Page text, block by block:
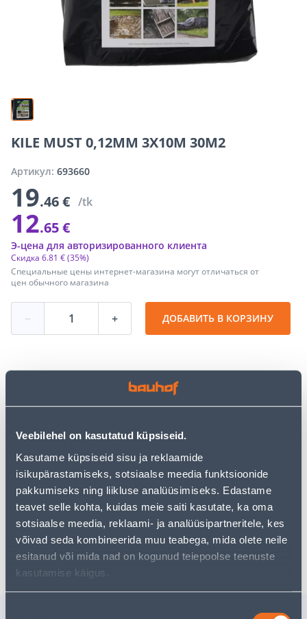
Veebilehel on kasutatud küpsiseid.
Kasutame küpsiseid sisu ja reklaamide
isikupärastamiseks, sotsiaalse meedia funktsioonide
pakkumiseks ning liikluse analüüsimiseks. Edastame
teavet selle kohta, kuidas meie saiti kasutate, ka oma
sotsiaalse meedia, reklaami- ja analüüsipartneritele, kes
võivad seda kombineerida muu teabega, mida olete neile
esitanud või mida nad on kogunud teiepoolse teenuste
kasutamise käigus.
KILE MUST 0,12MM 3X10M 30M2
Артикул: 693660
19.46 € /tk
12.65 €
Специальные цены интернет-магазина могут отличаться от
цен обычного магазина
Скидка 6.81 €(35%)
Э-цена для авторизированного клиента
− + ДОБАВИТЬ В КОРЗИНУ
Посмотреть наличие
• Must ehituskile on mõõtmetega 3 x 10 m.
Предполагаемая доставка 4,99 € от 2-5 tööpäeva
Посылочный автомат от 2,29 € с 2-5 tööpäeva
Забрать в магазине, с 10.08.2026